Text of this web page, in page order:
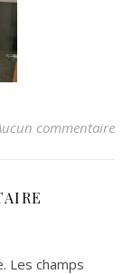
commentaire
Les champs